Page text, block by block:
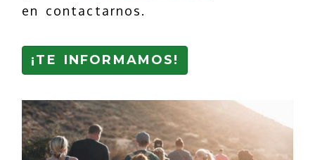
en contactarnos.
¡TE INFORMAMOS!